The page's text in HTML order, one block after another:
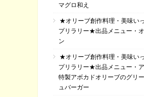
マグロ和え
★オリーブ創作料理・美味い
プリラリー★出品メニュー・
ン
★オリーブ創作料理・美味い
プリラリー★出品メニュー・
特製アボカドオリーブのグリ
ュバーガー